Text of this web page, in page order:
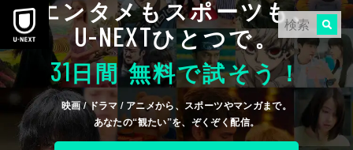
本文へスキップエンタメもスポーツも、
U-NEXTひとつで。
31日間 無料で試そう！
映画 / ドラマ / アニメから、スポーツやマンガまで。
あなたの“観たい”を、ぞくぞく配信。